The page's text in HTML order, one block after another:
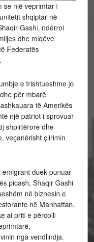
se një veprimtar i
shqiptar në
Gashi, ndërroi
dhe miqëve
Federatës
e trishtueshme jo
për mbarë
të Amerikës
një patriot i sprovuar
shpirtërore dhe
veçanërisht çlirimin
duek punuar
picash, Shaqir Gashi
në biznesin e
në Manhattan,
ai priti e përcolli
nga vendlindja.